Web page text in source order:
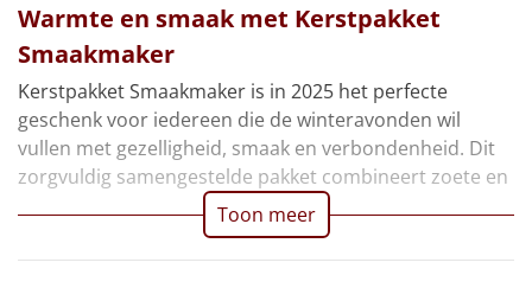
Alle artikelen
Overige
Ideeën
Doe het zelf
Warmte en smaak met Kerstpakket
Smaakmaker
Kerstpakket Smaakmaker is in 2025 het perfecte
geschenk voor iedereen die de winteravonden wil
vullen met gezelligheid, smaak en verbondenheid. Dit
zorgvuldig samengestelde pakket combineert zoete en
Toon meer